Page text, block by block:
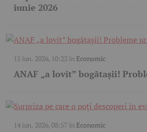
iunie 2026
15 iun. 2026, 10:22 în Economic
ANAF „a lovit” bogătașii!
14 iun. 2026, 08:57în Economic